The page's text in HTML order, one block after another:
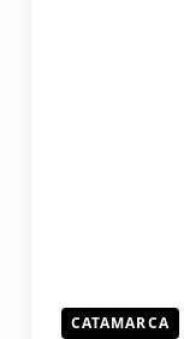
CATAMARCA